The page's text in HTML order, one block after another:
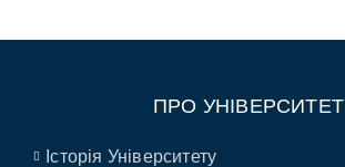
ПРО УНІВЕРСИТЕТ
Історія Університету